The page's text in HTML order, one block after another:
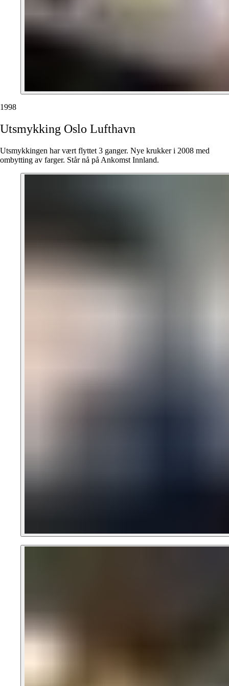
1998
Utsmykking Oslo Lufthavn
Utsmykkingen har vært flyttet 3 ganger. Nye krukker i 2008 med
ombytting av farger. Står nå på Ankomst Innland.